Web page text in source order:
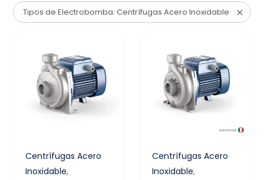
Tipos de Electrobomba: Centrífugas Acero Inoxidable
Centrífugas Acero
Inoxidable,
Centrífugas Acero
Inoxidable,